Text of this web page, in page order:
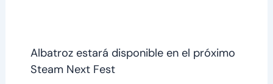
Albatroz estará disponible en el próximo
Steam Next Fest